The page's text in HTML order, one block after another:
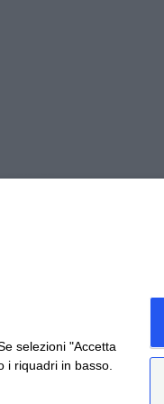
selezioni "Accetta
i riquadri in basso.